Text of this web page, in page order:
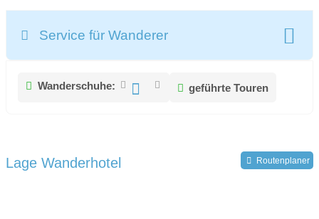
Service für Wanderer
Wanderschuhe: geführte Touren
Lage Wanderhotel Routenplaner